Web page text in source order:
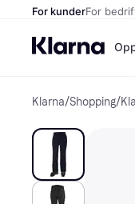
For kunderFor
Klarna/Shopping/